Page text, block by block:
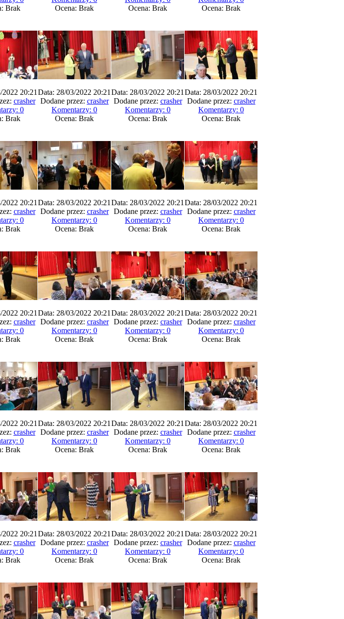
Brak
Ocena: Brak
Ocena: Brak
Ocena: Brak
20:21
crasher
0
Brak
Data: 28/03/2022 20:21
Dodane przez: crasher
Komentarzy: 0
Ocena: Brak
Data: 28/03/2022 20:21
Dodane przez: crasher
Komentarzy: 0
Ocena: Brak
Data: 28/03/2022 20:21
Dodane przez: crasher
Komentarzy: 0
Ocena: Brak
20:21
crasher
0
Brak
Data: 28/03/2022 20:21
Dodane przez: crasher
Komentarzy: 0
Ocena: Brak
Data: 28/03/2022 20:21
Dodane przez: crasher
Komentarzy: 0
Ocena: Brak
Data: 28/03/2022 20:21
Dodane przez: crasher
Komentarzy: 0
Ocena: Brak
20:21
crasher
0
Brak
Data: 28/03/2022 20:21
Dodane przez: crasher
Komentarzy: 0
Ocena: Brak
Data: 28/03/2022 20:21
Dodane przez: crasher
Komentarzy: 0
Ocena: Brak
Data: 28/03/2022 20:21
Dodane przez: crasher
Komentarzy: 0
Ocena: Brak
20:21
crasher
0
Brak
Data: 28/03/2022 20:21
Dodane przez: crasher
Komentarzy: 0
Ocena: Brak
Data: 28/03/2022 20:21
Dodane przez: crasher
Komentarzy: 0
Ocena: Brak
Data: 28/03/2022 20:21
Dodane przez: crasher
Komentarzy: 0
Ocena: Brak
20:21
crasher
0
Brak
Data: 28/03/2022 20:21
Dodane przez: crasher
Komentarzy: 0
Ocena: Brak
Data: 28/03/2022 20:21
Dodane przez: crasher
Komentarzy: 0
Ocena: Brak
Data: 28/03/2022 20:21
Dodane przez: crasher
Komentarzy: 0
Ocena: Brak